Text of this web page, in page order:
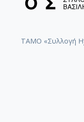
ΤΑΜΟ «Συλλογή